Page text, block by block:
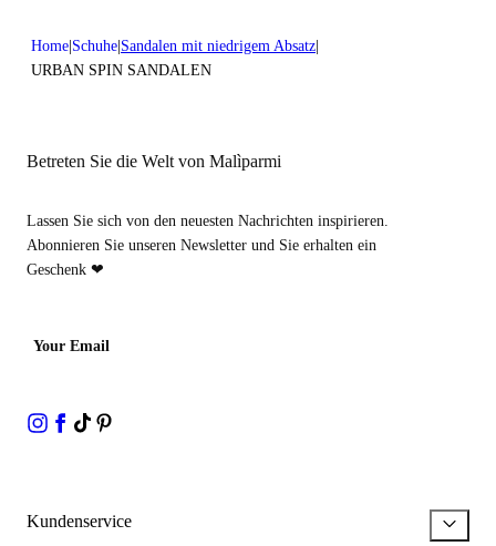
Home Schuhe Sandalen mit niedrigem Absatz
URBAN SPIN SANDALEN
Betreten Sie die Welt von Malìparmi
Lassen Sie sich von den neuesten Nachrichten inspirieren.
Abonnieren Sie unseren Newsletter und Sie erhalten ein
Geschenk ❤
Your Email
Kundenservice